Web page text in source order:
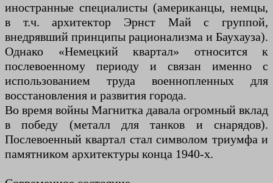
иностранные специалисты (американцы, немцы,
в т.ч. архитектор Эрнст Май с группой,
внедрявший принципы рационализма и Баухауза).
Однако «Немецкий квартал» относится к
послевоенному периоду и связан именно с
использованием труда военнопленных для
восстановления и развития города.
Во время войны Магнитка давала огромный вклад
в победу (металл для танков и снарядов).
Послевоенный квартал стал символом триумфа и
памятником архитектуры конца 1940-х.